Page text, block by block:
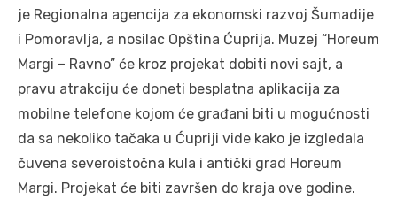
je Regionalna agencija za ekonomski razvoj Šumadije
i Pomoravlja, a nosilac Opština Ćuprija. Muzej “Horeum
Margi – Ravno” će kroz projekat dobiti novi sajt, a
pravu atrakciju će doneti besplatna aplikacija za
mobilne telefone kojom će građani biti u mogućnosti
da sa nekoliko tačaka u Ćupriji vide kako je izgledala
čuvena severoistočna kula i antički grad Horeum
Margi. Projekat će biti završen do kraja ove godine.